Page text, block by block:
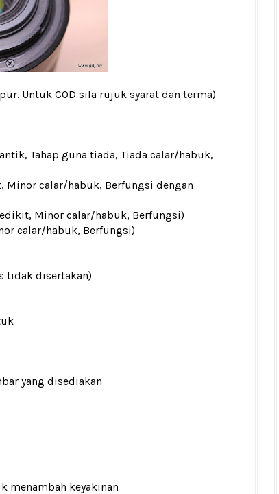
Untuk COD sila rujuk syarat dan terma)
Tahap guna tiada, Tiada calar/habuk,
Minor calar/habuk, Berfungsi dengan
Minor calar/habuk, Berfungsi)
calar/habuk, Berfungsi)
tidak disertakan)
yang disediakan
menambah keyakinan